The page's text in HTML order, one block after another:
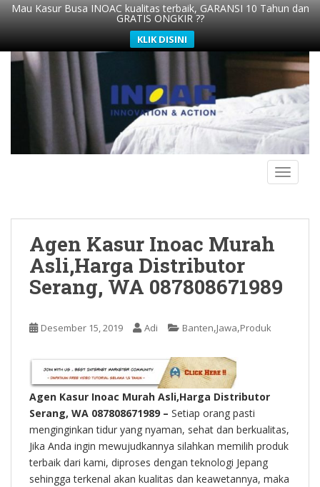
Mau Kasur Busa INOAC kualitas terbaik, GARANSI 10 Tahun dan
GRATIS ONGKIR ??
KLIK DISINI
Agen Kasur Inoac Murah
Asli,Harga Distributor
Serang, WA 087808671989
Desember 15, 2019 Adi Banten,Jawa,Produk
Agen Kasur Inoac Murah Asli,Harga Distributor
Serang, WA 087808671989 – Setiap orang pasti
menginginkan tidur yang nyaman, sehat dan berkualitas,
Jika Anda ingin mewujudkannya silahkan memilih produk
terbaik dari kami, diproses dengan teknologi Jepang
sehingga terkenal akan kualitas dan keawetannya, maka